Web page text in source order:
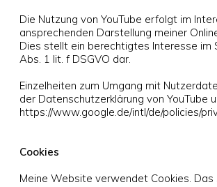
Die Nutzung von YouTube erfolgt im
ansprechenden Darstellung meiner
Dies stellt ein berechtigtes Interesse im
Abs. 1 lit. f DSGVO dar.
Einzelheiten zum Umgang mit
der Datenschutzerklärung von YouTube
https://www.google.de/intl/de/policies/
Cookies
Meine Website verwendet Cookies. Das